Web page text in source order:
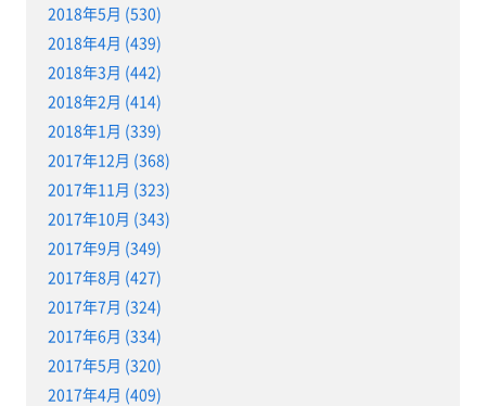
2018年5月 (530)
2018年4月 (439)
2018年3月 (442)
2018年2月 (414)
2018年1月 (339)
2017年12月 (368)
2017年11月 (323)
2017年10月 (343)
2017年9月 (349)
2017年8月 (427)
2017年7月 (324)
2017年6月 (334)
2017年5月 (320)
2017年4月 (409)